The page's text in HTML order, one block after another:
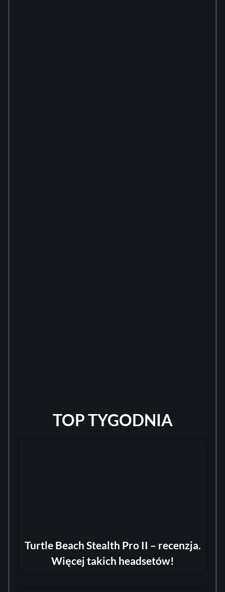
TOP TYGODNIA
Turtle Beach Stealth Pro II – recenzja.
Więcej takich headsetów!